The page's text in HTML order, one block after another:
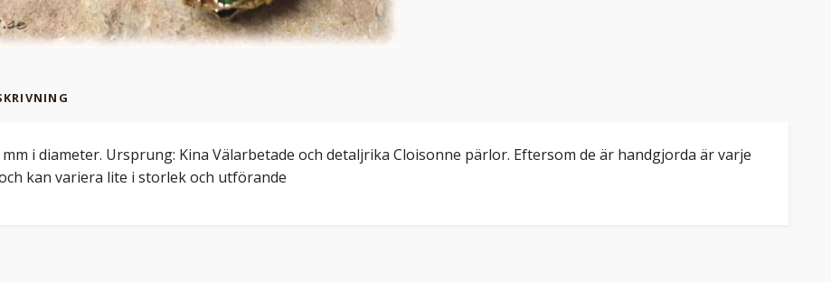
mm i diameter. Ursprung: Kina Välarbetade och detaljrika Cloisonne pärlor. Eftersom de är handgjorda är varje
kan variera lite i storlek och utförande